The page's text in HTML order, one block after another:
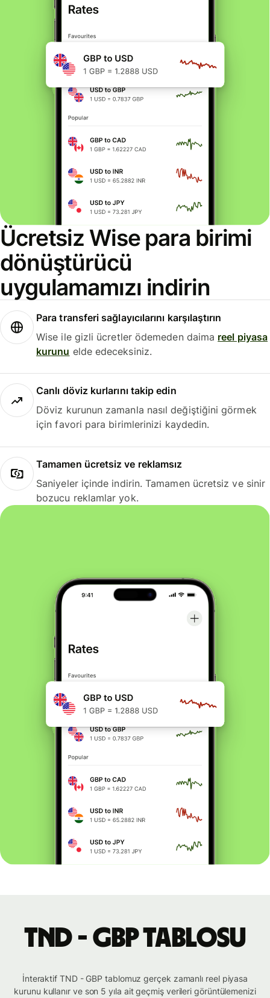
Ücretsiz Wise para birimi
dönüştürücü
uygulamamızı indirin
Para transferi sağlayıcılarını karşılaştırın
Wise ile gizli ücretler ödemeden daima reel piyasa
kurunu elde edeceksiniz.
Canlı döviz kurlarını takip edin
Döviz kurunun zamanla nasıl değiştiğini görmek
için favori para birimlerinizi kaydedin.
Tamamen ücretsiz ve reklamsız
Saniyeler içinde indirin. Tamamen ücretsiz ve sinir
bozucu reklamlar yok.
TND - GBP tablosu
İnteraktif TND - GBP tablomuz gerçek zamanlı reel piyasa
kurunu kullanır ve son 5 yıla ait geçmiş verileri görüntülemenizi